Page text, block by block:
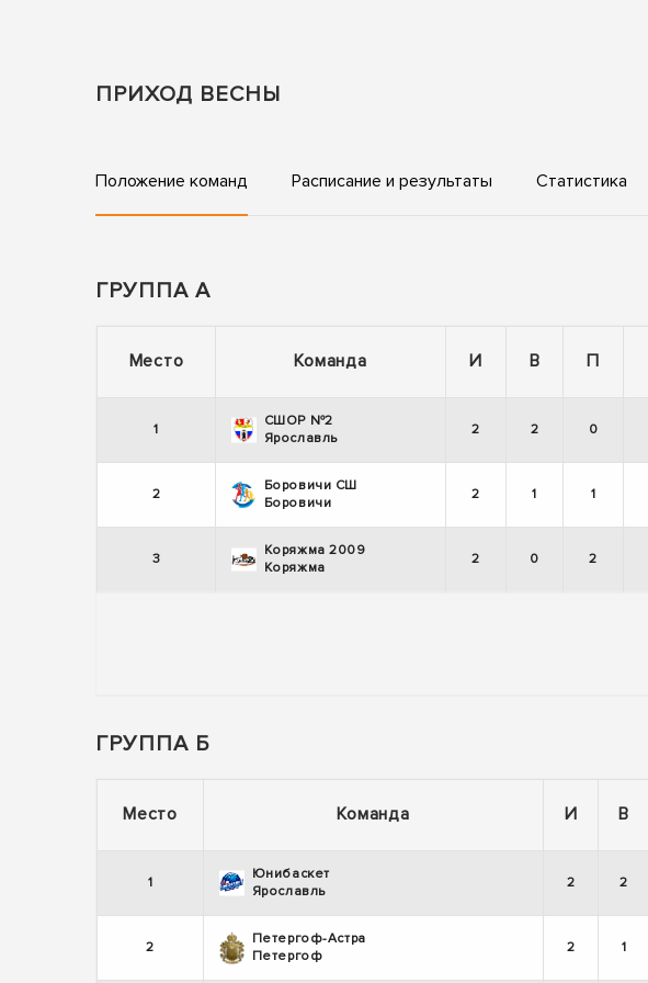
ПРИХОД ВЕСНЫ
Положение команд Расписание и результаты Статистика
ГРУППА А
Место Команда И В П
1
СШОР №2
Ярославль
2 2 0
2
Боровичи СШ
Боровичи
2 1 1
3
Коряжма 2009
Коряжма
2 0 2
ГРУППА Б
Место Команда И В
1
Юнибаскет
Ярославль
2 2
2
Петергоф-Астра
Петергоф
2 1